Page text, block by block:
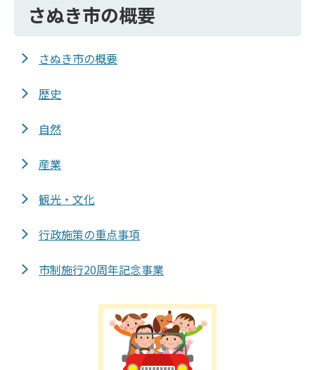
さぬき市の概要
さぬき市の概要
歴史
自然
産業
観光・文化
行政施策の重点事項
市制施行20周年記念事業